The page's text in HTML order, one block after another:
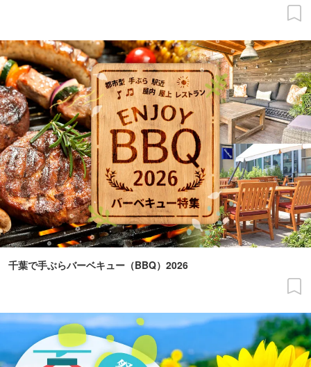
千葉で手ぶらバーベキュー（BBQ）2026